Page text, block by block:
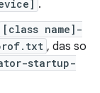
.
[class name]-
, das so
startup-